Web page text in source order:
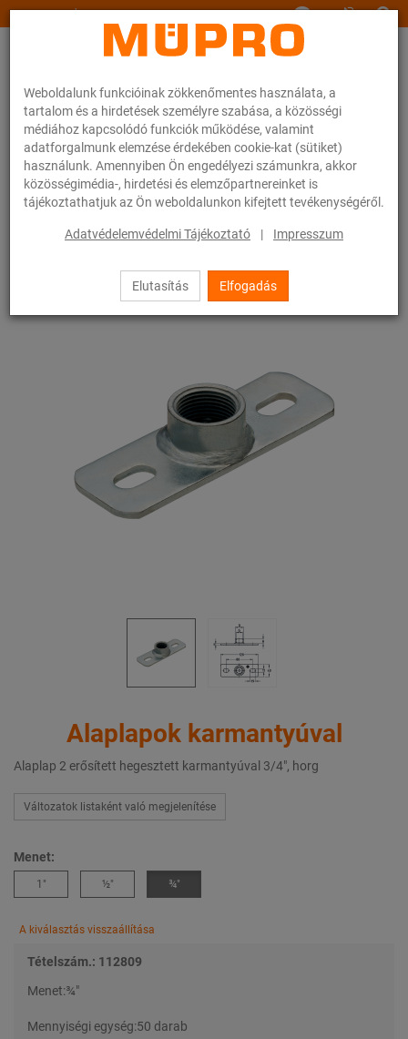
Weboldalunk funkcióinak zökkenőmentes használata, a
tartalom és a hirdetések személyre szabása, a közösségi
médiához kapcsolódó funkciók működése, valamint
adatforgalmunk elemzése érdekében cookie-kat (sütiket)
használunk. Amennyiben Ön engedélyezi számunkra, akkor
közösségimédia-, hirdetési és elemzőpartnereinket is
tájékoztathatjuk az Ön weboldalunkon kifejtett tevékenységéről.
Adatvédelemvédelmi Tájékoztató | Impresszum
Elutasítás Elfogadás
www.muepro.hu
Webáruhàz Rögzítéstechnika
Szerelési anyagok
Alaplapok karmantyúval
Alaplapok karmantyúval
Alaplap 2 erősített hegesztett karmantyúval 3/4", horg
Változatok listaként való megjelenítése
Menet:
1″ ½″ ¾″
A kiválasztás visszaállítása
Tételszám.: 112809
Menet:¾″
Mennyiségi egység:50 darab